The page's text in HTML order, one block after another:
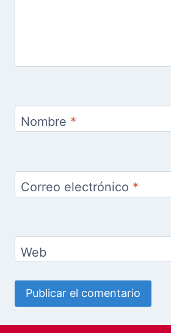
Nombre *
Correo electrónico *
Web